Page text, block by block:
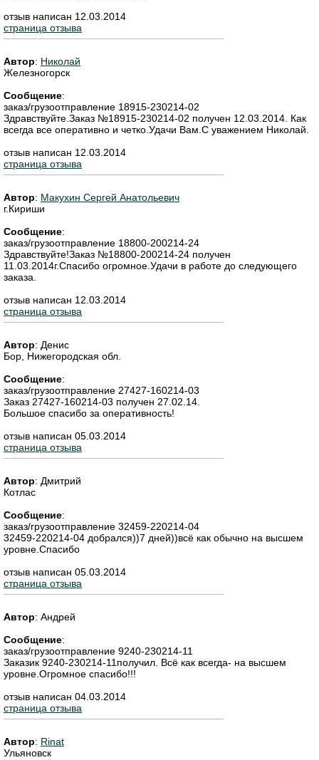
отзыв написан 12.03.2014
страница отзыва
Автор: Николай
Железногорск
Сообщение:
заказ/грузоотправление 18915-230214-02
Здравствуйте.Заказ №18915-230214-02 получен 12.03.2014. Как
всегда все оперативно и четко.Удачи Вам.С уважением Николай.
отзыв написан 12.03.2014
страница отзыва
Автор: Макухин Сергей Анатольевич
г.Кириши
Сообщение:
заказ/грузоотправление 18800-200214-24
Здравствуйте!Заказ №18800-200214-24 получен
11.03.2014г.Спасибо огромное.Удачи в работе до следующего
заказа.
отзыв написан 12.03.2014
страница отзыва
Автор: Денис
Бор, Нижегородская обл.
Сообщение:
заказ/грузоотправление 27427-160214-03
Заказ 27427-160214-03 получен 27.02.14.
Большое спасибо за оперативность!
отзыв написан 05.03.2014
страница отзыва
Автор: Дмитрий
Котлас
Сообщение:
заказ/грузоотправление 32459-220214-04
32459-220214-04 добрался))7 дней))всё как обычно на высшем
уровне.Спасибо
отзыв написан 05.03.2014
страница отзыва
Автор: Андрей
Сообщение:
заказ/грузоотправление 9240-230214-11
Заказик 9240-230214-11получил. Всё как всегда- на высшем
уровне.Огромное спасибо!!!
отзыв написан 04.03.2014
страница отзыва
Автор: Rinat
Ульяновск